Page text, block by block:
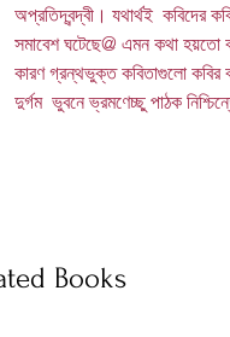
অপ্রতিদ্বন্দ্বী। যথার্থই কবিদের
সমাবেশ ঘটেছে@ এমন কথা হয়তো
কারণ গ্রন্থভুক্ত কবিতাগুলো কবির
দুর্গম ভুবনে ভ্রমণেচ্ছু পাঠক
Books